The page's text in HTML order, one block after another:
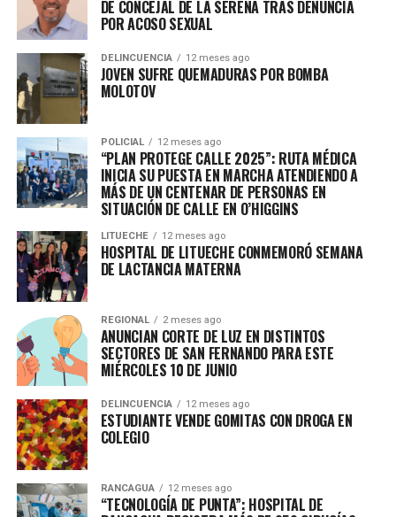
DE CONCEJAL DE LA SERENA TRAS DENUNCIA
POR ACOSO SEXUAL
DELINCUENCIA 12 meses ago
JOVEN SUFRE QUEMADURAS POR BOMBA
MOLOTOV
POLICIAL 12 meses ago
“PLAN PROTEGE CALLE 2025”: RUTA MÉDICA
INICIA SU PUESTA EN MARCHA ATENDIENDO A
MÁS DE UN CENTENAR DE PERSONAS EN
SITUACIÓN DE CALLE EN O’HIGGINS
LITUECHE 12 meses ago
HOSPITAL DE LITUECHE CONMEMORÓ SEMANA
DE LACTANCIA MATERNA
REGIONAL 2 meses ago
ANUNCIAN CORTE DE LUZ EN DISTINTOS
SECTORES DE SAN FERNANDO PARA ESTE
MIÉRCOLES 10 DE JUNIO
DELINCUENCIA 12 meses ago
ESTUDIANTE VENDE GOMITAS CON DROGA EN
COLEGIO
RANCAGUA 12 meses ago
“TECNOLOGÍA DE PUNTA”: HOSPITAL DE